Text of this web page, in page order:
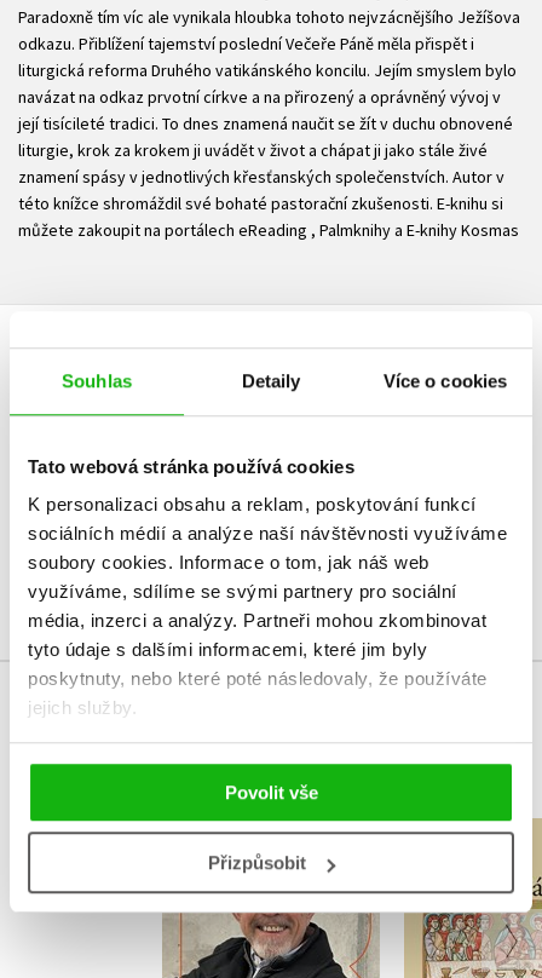
Souhlas Detaily Více o cookies
Tato webová stránka používá cookies
K personalizaci obsahu a reklam, poskytování funkcí
sociálních médií a analýze naší návštěvnosti využíváme
soubory cookies. Informace o tom, jak náš web
využíváme, sdílíme se svými partnery pro sociální
média, inzerci a analýzy. Partneři mohou zkombinovat
tyto údaje s dalšími informacemi, které jim byly
poskytnuty, nebo které poté následovaly, že používáte
jejich služby.
Povolit vše
Přizpůsobit
Paradoxně tím víc ale vynikala hloubka tohoto nejvzácnějšího Ježíšova
odkazu. Přiblížení tajemství poslední Večeře Páně měla přispět i
liturgická reforma Druhého vatikánského koncilu. Jejím smyslem bylo
navázat na odkaz prvotní církve a na přirozený a oprávněný vývoj v
její tisícileté tradici. To dnes znamená naučit se žít v duchu obnovené
liturgie, krok za krokem ji uvádět v život a chápat ji jako stále živé
znamení spásy v jednotlivých křesťanských společenstvích. Autor v
této knížce shromáždil své bohaté pastorační zkušenosti. E-knihu si
můžete zakoupit na portálech eReading , Palmknihy a E-knihy Kosmas
HODNOCENÍ ČTENÁŘŮ
V současné době nejsou vytvořena žádná uživatelská hodnocení.
Uživatelskou recenzi mohou vkládat pouze registrovaní uživatelé
Přihlásit
MOHLO BY VÁS TAKÉ ZAJÍMAT
Mám štěstí na lidi
Pozvání
Václav